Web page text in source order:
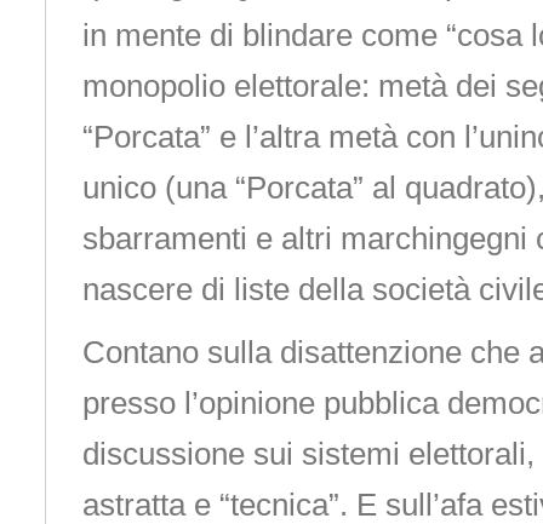
in mente di blindare come “cosa
monopolio elettorale: metà dei
“Porcata” e l’altra metà con
unico (una “Porcata” al
sbarramenti e altri marchingegni
nascere di liste della società
Contano sulla disattenzione che
presso l’opinione pubblica
discussione sui sistemi
astratta e “tecnica”. E sull’afa